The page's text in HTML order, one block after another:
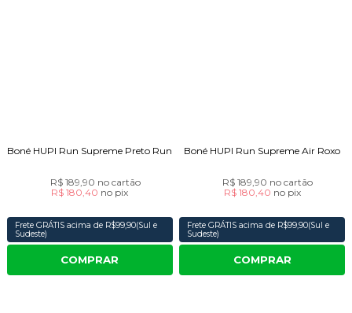
Boné HUPI Run Supreme Preto Run
R$ 189,90 no cartão
R$ 180,40 no pix
Frete GRÁTIS acima de R$99,90(Sul e
Sudeste)
COMPRAR
Boné HUPI Run Supreme Air Roxo
R$ 189,90 no cartão
R$ 180,40 no pix
Frete GRÁTIS acima de R$99,90(Sul e
Sudeste)
COMPRAR